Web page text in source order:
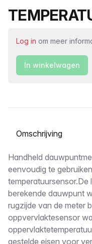
Log in om meer
In winkelwagen
Selecteer een tabblad
Omschrijving
Handheld
eenvoudig te
berekende dauwpunt
rugzijde van de meter
oppvervlaktesensor
gestelde eisen voor